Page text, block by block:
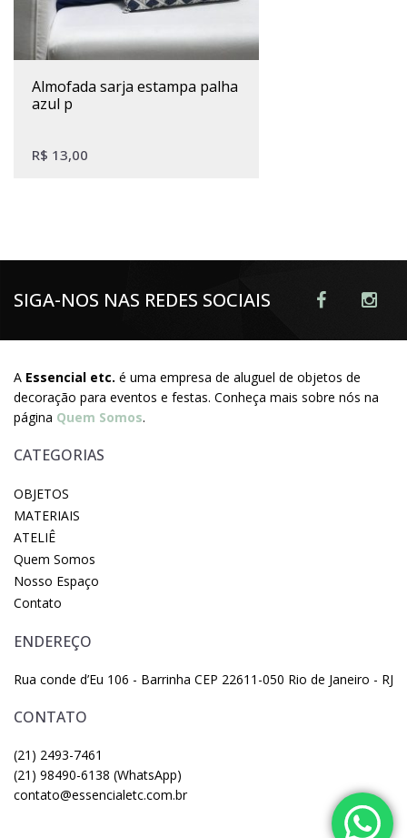
almofada sarja estampa palha
azul p
R$ 13,00
SIGA-NOS NAS REDES SOCIAIS
A Essencial etc. é uma empresa de aluguel de objetos de
decoração para eventos e festas. Conheça mais sobre nós na
página Quem Somos.
CATEGORIAS
OBJETOS
MATERIAIS
ATELIÊ
Quem Somos
Nosso Espaço
Contato
ENDEREÇO
Rua conde d’Eu 106 - Barrinha CEP 22611-050 Rio de Janeiro - RJ
CONTATO
(21) 2493-7461
(21) 98490-6138 (WhatsApp)
contato@essencialetc.com.br